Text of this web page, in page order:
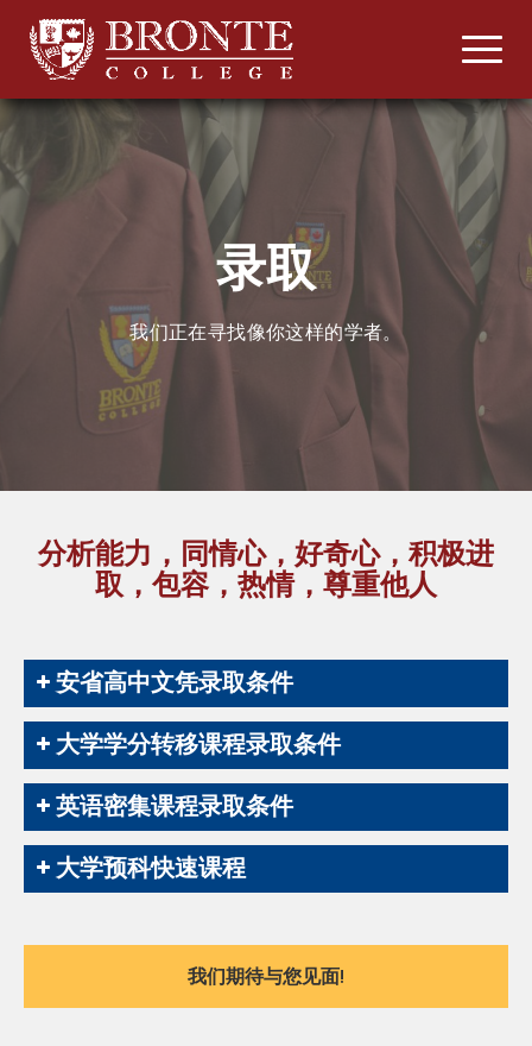
录取
我们正在寻找像你这样的学者。
分析能力，同情心，好奇心，积极进
取，包容，热情，尊重他人
安省高中文凭录取条件
大学学分转移课程录取条件
英语密集课程录取条件
大学预科快速课程
我们期待与您见面!